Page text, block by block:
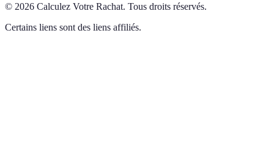
© 2026 Calculez Votre Rachat. Tous droits réservés.
Certains liens sont des liens affiliés.